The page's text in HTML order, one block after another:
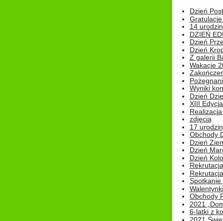
Dzień
14
DZIEŃ
Dzień
Dzień
Z galerii
Wakacje
Wyniki
Dzień
XIII
zdjęcia
17
Obchody
Dzień
Dzień
Dzień
Rekrutacja
Spotkanie
Obchody
2021
6-latki z